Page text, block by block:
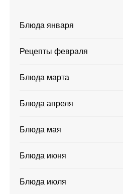
Блюда января
Рецепты февраля
Блюда марта
Блюда апреля
Блюда мая
Блюда июня
Блюда июля